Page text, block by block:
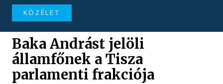
KÖZÉLET
Baka Andrást jelöli
államfőnek a Tisza
parlamenti frakciója